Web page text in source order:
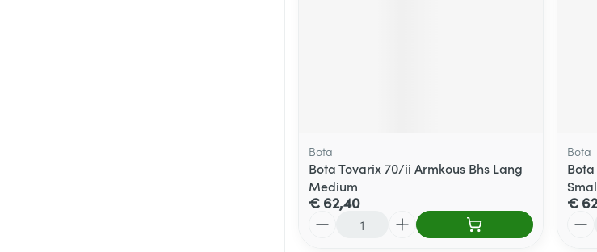
Bota
Bota Tovarix 70/ii Armkous Bhs Lang
Medium
€ 62,40
Bota
€